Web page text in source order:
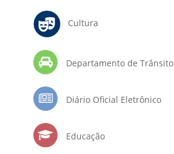
Cultura
Departamento de Trânsito
Diário Oficial Eletrônico
Educação